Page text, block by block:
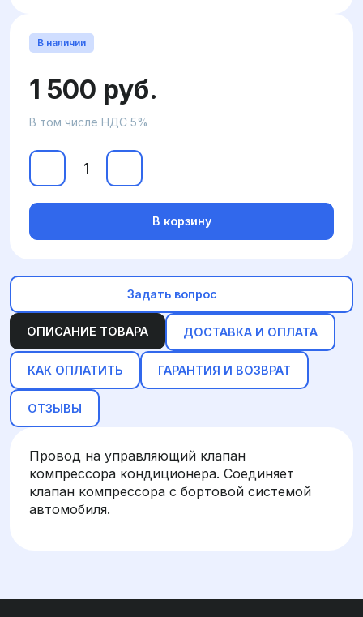
ОПИСАНИЕ ТОВАРА ДОСТАВКА И ОПЛАТА
КАК ОПЛАТИТЬ ГАРАНТИЯ И ВОЗВРАТ
ОТЗЫВЫ
Провод на управляющий клапан
компрессора кондиционера. Соединяет
клапан компрессора с бортовой системой
автомобиля.
В наличии
1 500 руб.
В том числе НДС 5%
В корзину
Задать вопрос